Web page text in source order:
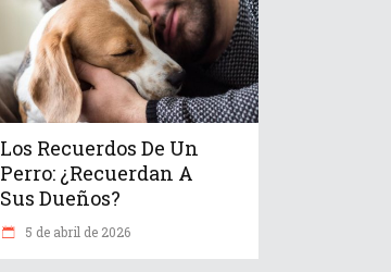
Los Recuerdos De Un
Perro: ¿recuerdan A
Sus Dueños?
5 de abril de 2026